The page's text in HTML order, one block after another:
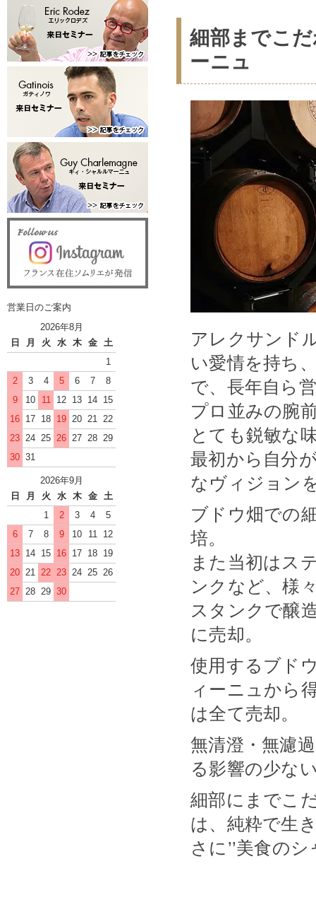
細部までこ
ーニュ
アレクサンド
い愛情を持ち
で、長年自ら
プロ並みの腕
とても鋭敏な
最初から自分
なヴィジョン
ブドウ畑での
培。
また当初はス
ンクなど、様
スタンクで醸
に売却。
使用するブド
ィーニュから
は全て売却。
無清澄・無濾
る影響の少な
細部にまでこ
は、純粋で生
さに’’美食の
営業日のご案内
2026年8月
日
月 火 水 木 金
土
1
2
3 4 5 6 7
8
9
10 11 12 13 14 15
16 17 18 19 20 21 22
23 24 25 26 27 28 29
30 31
2026年9月
日
月 火 水 木 金
土
1
2 3 4
5
6
7 8 9 10 11
12
13 14 15 16 17 18 19
20 21 22 23 24 25 26
27 28 29 30